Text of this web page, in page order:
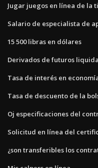
Jugar juegos en línea de la
Salario de especialista de
15 500 libras en dólares
Derivados de futuros
Tasa de interés en
Tasa de descuento de la
Oj especificaciones del
Solicitud en línea del
¿son transferibles los